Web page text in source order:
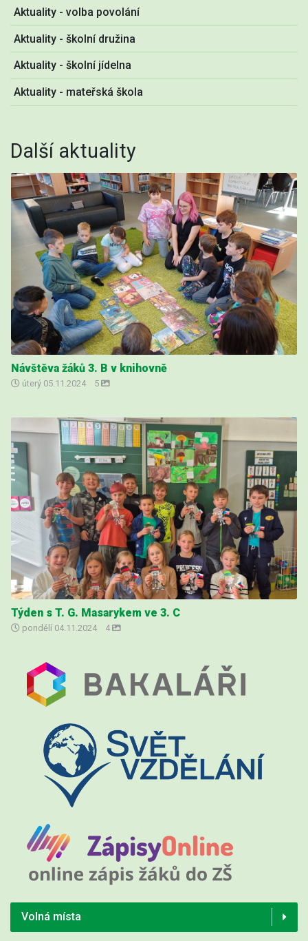
Aktuality - volba povolání
Aktuality - školní družina
Aktuality - školní jídelna
Aktuality - mateřská škola
Další aktuality
Návštěva žáků 3. B v knihovně
úterý 05.11.2024 5
Týden s T. G. Masarykem ve 3. C
pondělí 04.11.2024 4
Volná místa